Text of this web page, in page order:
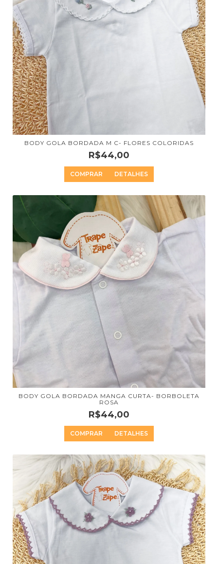
BODY GOLA BORDADA M C- FLORES COLORIDAS
R$44,00
COMPRAR DETALHES
BODY GOLA BORDADA MANGA CURTA- BORBOLETA
ROSA
R$44,00
COMPRAR DETALHES